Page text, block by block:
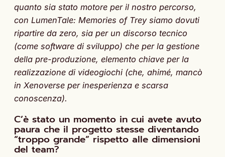
quanto sia stato motore per il nostro percorso,
con LumenTale: Memories of Trey siamo dovuti
ripartire da zero, sia per un discorso tecnico
(come software di sviluppo) che per la gestione
della pre-produzione, elemento chiave per la
realizzazione di videogiochi (che, ahimé, mancò
in Xenoverse per inesperienza e scarsa
conoscenza).
C’è stato un momento in cui avete avuto
paura che il progetto stesse diventando
“troppo grande” rispetto alle dimensioni
del team?